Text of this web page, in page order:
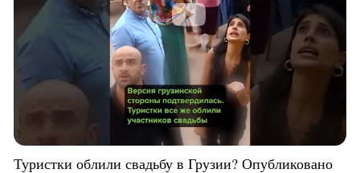
Туристки облили свадьбу в Грузии? Опубликовано